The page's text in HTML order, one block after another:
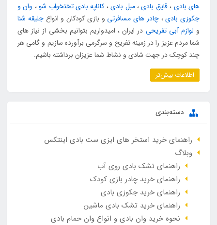
های بادی ،قایق بادی،مبل بادی، کاناپه بادی تختخواب شو، وان و
جکوزی بادی،چادر های مسافرتی و بازی کودکان و انواعجلیقه شنا
و لوازم آبی تفریحی در ایران ، امیدواریم بتوانیم بخشی از نیاز های
شما مردم عزیز را در زمینه تفریح و سرگرمی برآورده سازیم و گامی هر
چند کوچک در جهت شادی و نشاط شما عزیزان برداشته باشیم.
اطلاعات بیش‌تر
دسته‌بندی
راهنمای خرید استخر های ایزی ست بادی اینتکس
وبلاگ
راهنمای تشک بادی روی آب
راهنمای خرید چادر بازی کودک
راهنمای خرید جکوزی بادی
راهنمای خرید تشک بادی ماشین
نحوه خرید وان بادی و انواع وان حمام بادی